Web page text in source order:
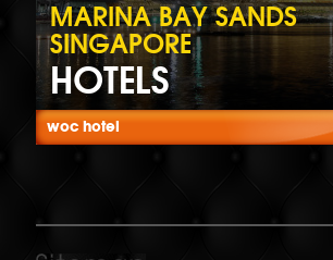
MARINA BAY SANDS
SINGAPORE
HOTELS
woc hotel